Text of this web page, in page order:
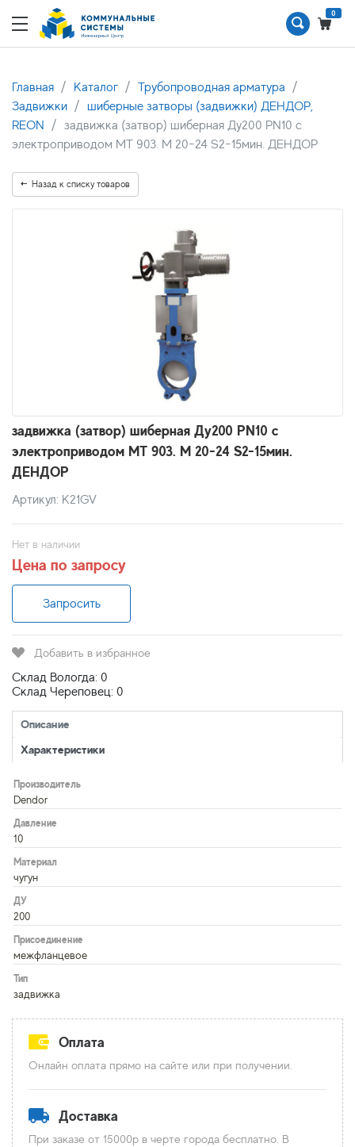
0
Главная Каталог
Трубопроводная арматура
Задвижки
шиберные затворы (задвижки) ДЕНДОР,
REON
задвижка (затвор) шиберная Ду200 PN10 с
электроприводом MT 903. M 20-24 S2-15мин. ДЕНДОР
Назад к списку товаров
задвижка (затвор) шиберная Ду200 PN10 с
электроприводом MT 903. M 20-24 S2-15мин.
ДЕНДОР
Артикул: К21GV
Нет в наличии
Цена по запросу
Запросить
Добавить в избранное
Склад Вологда: 0
Склад Череповец: 0
Описание
Характеристики
Производитель
Dendor
Давление
10
Материал
чугун
ДУ
200
Присоединение
межфланцевое
Тип
задвижка
Оплата
Онлайн оплата прямо на сайте или при получении.
Доставка
При заказе от 15000р в черте города бесплатно. В